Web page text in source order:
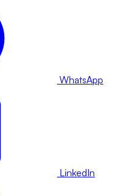
WhatsApp
LinkedIn